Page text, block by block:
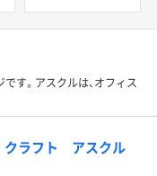
です。アスクルは、オフィス
ラフト アスクル